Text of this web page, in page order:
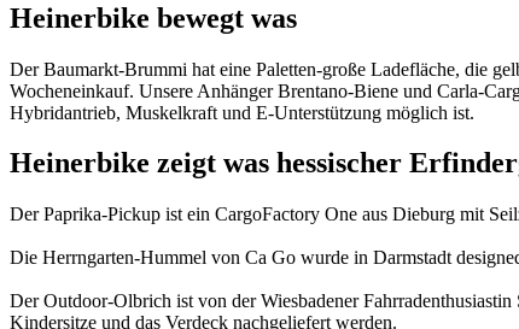
Heinerbike bewegt was
Der Baumarkt-Brummi hat eine Paletten-große Ladefläche, die
Wocheneinkauf. Unsere Anhänger Brentano-Biene und Carla-
Hybridantrieb, Muskelkraft und E-Unterstützung möglich ist.
Heinerbike zeigt was hessischer
Der Paprika-Pickup ist ein CargoFactory One aus Dieburg mit
Die Herrngarten-Hummel von Ca Go wurde in Darmstadt
Der Outdoor-Olbrich ist von der Wiesbadener
Kindersitze und das Verdeck nachgeliefert werden.